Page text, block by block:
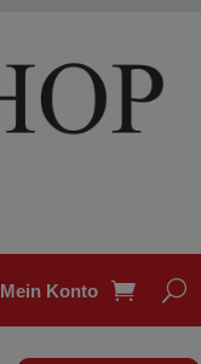
Mein Konto